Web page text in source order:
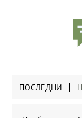
ПОСЛЕДНИ